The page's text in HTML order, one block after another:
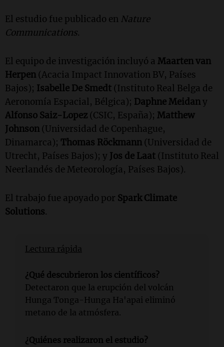
El estudio fue publicado en Nature
Communications.
El equipo de investigación incluyó a Maarten van
Herpen (Acacia Impact Innovation BV, Países
Bajos); Isabelle De Smedt (Instituto Real Belga de
Aeronomía Espacial, Bélgica); Daphne Meidany
Alfonso Saiz-Lopez (CSIC, España); Matthew
Johnson (Universidad de Copenhague,
Dinamarca); Thomas Röckmann (Universidad de
Utrecht, Países Bajos); y Jos de Laat (Instituto Real
Neerlandés de Meteorología, Países Bajos).
El trabajo fue apoyado por Spark Climate
Solutions.
Lectura rápida
¿Qué descubrieron los científicos?
Detectaron que la erupción del volcán
Hunga Tonga-Hunga Ha'apai eliminó
metano de la atmósfera.
¿Quiénes realizaron el estudio?